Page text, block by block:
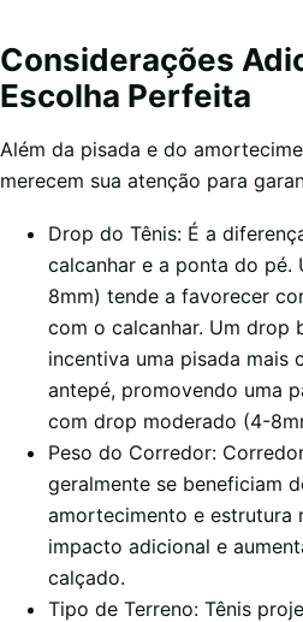
Considerações
Escolha Perfeita
Além da pisada e do
merecem sua atenção para
Drop do Tênis: É a
calcanhar e a ponta do
8mm) tende a favorecer
com o calcanhar. Um drop
incentiva uma pisada mais
antepé, promovendo uma
com drop moderado (4-
Peso do Corredor:
geralmente se beneficiam
amortecimento e estrutura
impacto adicional e
calçado.
Tipo de Terreno: Tênis